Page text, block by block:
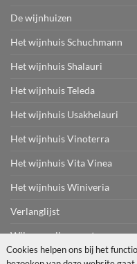
De wijnhuizen
Het wijnhuis Schuchmann
Het wijnhuis Shalauri
Het wijnhuis Teleda
Het wijnhuis Usakhelauri
Het wijnhuis Vinoterra
Het wijnhuis Vita Vinea
Het wijnhuis Winiveria
Verlanglijst
Wijn en spijs recepten
Cookies helpen ons bij het